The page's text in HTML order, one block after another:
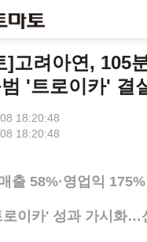
]고려아연, 105
'트로이카' 결
18:20:48
18:20:48
출 58%·영업익
로이카' 성과 가시화…